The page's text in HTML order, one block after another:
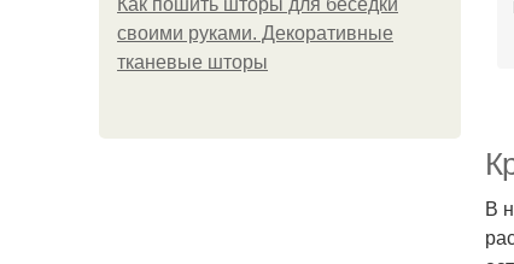
Как пошить шторы для беседки
своими руками. Декоративные
тканевые шторы
В